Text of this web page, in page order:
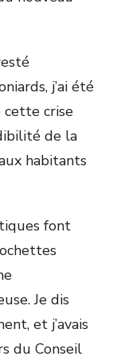
j’ai été
crise
de la
habitants
font
Je dis
et j’avais
du Conseil